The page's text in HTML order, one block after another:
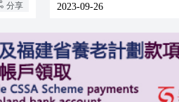
分享 2023-09-26